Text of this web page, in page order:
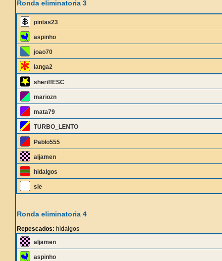
Ronda eliminatoria 3
pintas23
aspinho
joao70
langa2
sheriffESC
mariozn
mata79
TURBO_LENTO
Pablo555
aljamen
hidalgos
sie
Ronda eliminatoria 4
Repescados: hidalgos
aljamen
aspinho